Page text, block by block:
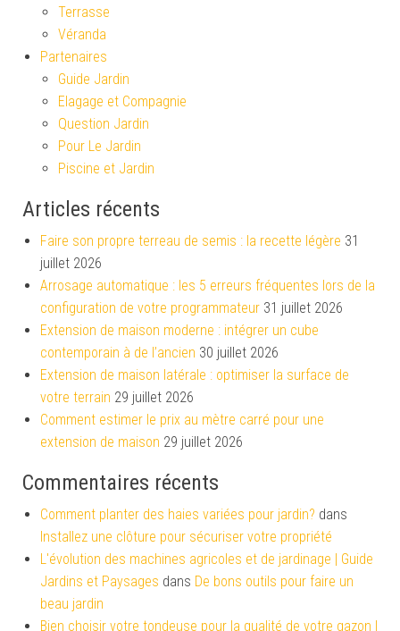
Terrasse
Véranda
Partenaires
Guide Jardin
Elagage et Compagnie
Question Jardin
Pour Le Jardin
Piscine et Jardin
Articles récents
Faire son propre terreau de semis : la recette légère 31
juillet 2026
Arrosage automatique : les 5 erreurs fréquentes lors de la
configuration de votre programmateur 31 juillet 2026
Extension de maison moderne : intégrer un cube
contemporain à de l’ancien 30 juillet 2026
Extension de maison latérale : optimiser la surface de
votre terrain 29 juillet 2026
Comment estimer le prix au mètre carré pour une
extension de maison 29 juillet 2026
Commentaires récents
Comment planter des haies variées pour jardin? dans
Installez une clôture pour sécuriser votre propriété
L'évolution des machines agricoles et de jardinage | Guide
Jardins et Paysages dans De bons outils pour faire un
beau jardin
Bien choisir votre tondeuse pour la qualité de votre gazon |